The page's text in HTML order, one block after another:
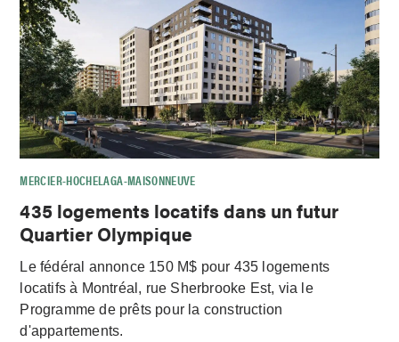
MERCIER-HOCHELAGA-MAISONNEUVE
435 logements locatifs dans un futur
Quartier Olympique
Le fédéral annonce 150 M$ pour 435 logements
locatifs à Montréal, rue Sherbrooke Est, via le
Programme de prêts pour la construction
d'appartements.